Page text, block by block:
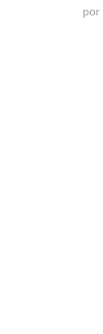
por